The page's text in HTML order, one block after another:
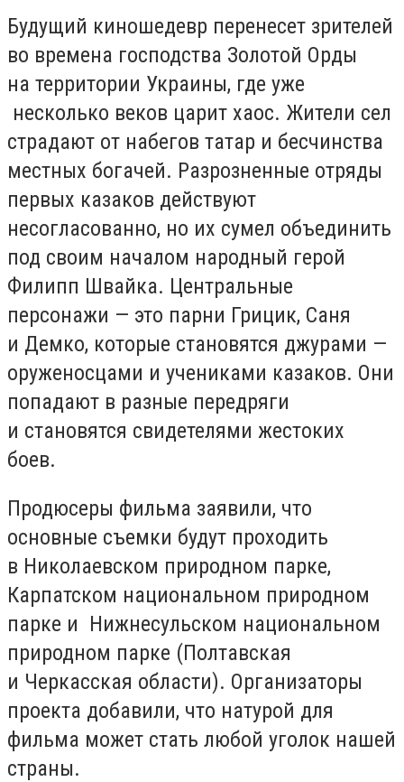
Будущий киношедевр перенесет зрителей
во времена господства Золотой Орды
на территории Украины, где уже
несколько веков царит хаос. Жители сел
страдают от набегов татар и бесчинства
местных богачей. Разрозненные отряды
первых казаков действуют
несогласованно, но их сумел объединить
под своим началом народный герой
Филипп Швайка. Центральные
персонажи — это парни Грицик, Саня
и Демко, которые становятся джурами —
оруженосцами и учениками казаков. Они
попадают в разные передряги
и становятся свидетелями жестоких
боев.
Продюсеры фильма заявили, что
основные съемки будут проходить
в Николаевском природном парке,
Карпатском национальном природном
парке и Нижнесульском национальном
природном парке (Полтавская
и Черкасская области). Организаторы
проекта добавили, что натурой для
фильма может стать любой уголок нашей
страны.